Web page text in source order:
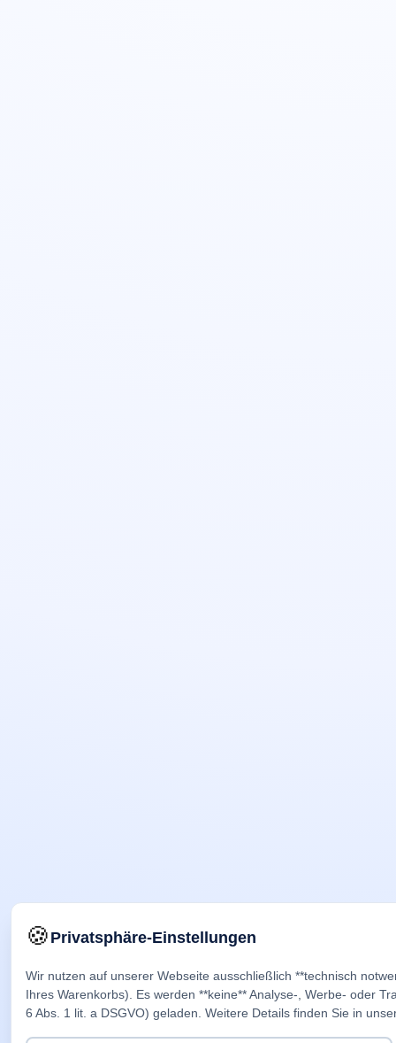
🍪Privatsphäre-Einstellungen
Wir nutzen auf unserer Webseite ausschließlich **technisch
Ihres Warenkorbs). Es werden **keine** Analyse-, Werbe- oder
6 Abs. 1 lit. a DSGVO) geladen. Weitere Details finden Sie in